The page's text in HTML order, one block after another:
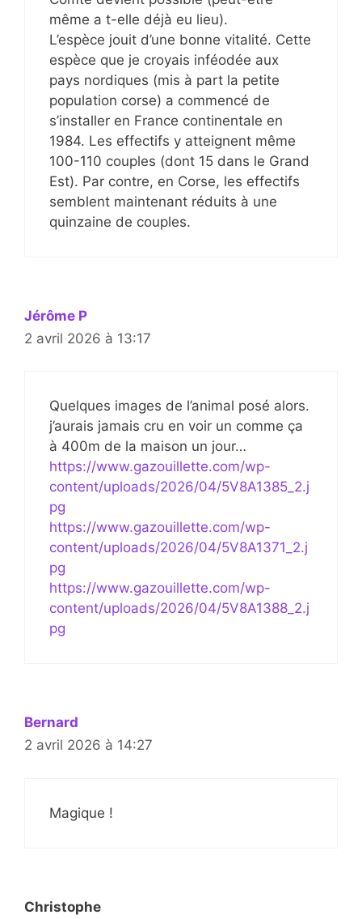
même a t-elle déjà eu lieu).
L’espèce jouit d’une bonne vitalité. Cette
espèce que je croyais inféodée aux
pays nordiques (mis à part la petite
population corse) a commencé de
s’installer en France continentale en
1984. Les effectifs y atteignent même
100-110 couples (dont 15 dans le Grand
Est). Par contre, en Corse, les effectifs
semblent maintenant réduits à une
quinzaine de couples.
Jérôme P
2 avril 2026 à 13:17
Quelques images de l’animal posé alors.
j’aurais jamais cru en voir un comme ça
à 400m de la maison un jour…
https://www.gazouillette.com/wp-
content/uploads/2026/04/5V8A1385_2.j
pg
https://www.gazouillette.com/wp-
content/uploads/2026/04/5V8A1371_2.j
pg
https://www.gazouillette.com/wp-
content/uploads/2026/04/5V8A1388_2.j
pg
Bernard
2 avril 2026 à 14:27
Magique !
Christophe